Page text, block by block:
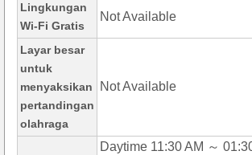
Lingkungan
Wi-Fi Gratis
Not Available
Layar besar
untuk
menyaksikan
pertandingan
olahraga
Not Available
Daytime 11:30 AM ～